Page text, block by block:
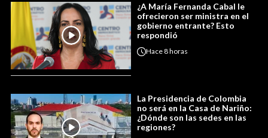
¿A María Fernanda Cabal le
ofrecieron ser ministra en el
gobierno entrante? Esto
respondió
Hace8 horas
La Presidencia de Colombia
no será en la Casa de Nariño:
¿Dónde son las sedes en las
regiones?